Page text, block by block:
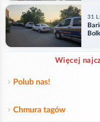
31
Więcej
Polub nas!
Chmura tagów